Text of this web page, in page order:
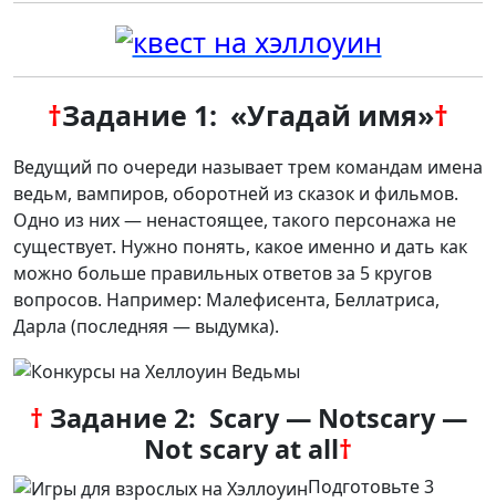
†Задание 1: «Угадай имя»†
Ведущий по очереди называет трем командам имена
ведьм, вампиров, оборотней из сказок и фильмов.
Одно из них — ненастоящее, такого персонажа не
существует. Нужно понять, какое именно и дать как
можно больше правильных ответов за 5 кругов
вопросов. Например: Малефисента, Беллатриса,
Дарла (последняя — выдумка).
† Задание 2: Scary— Notscary—
Not scary at all†
Подготовьте 3